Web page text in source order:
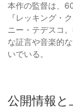
本作の監督は、
『レッキング・
ニー・テデスコ
な証言や音楽的
いでいる。
公開情報と